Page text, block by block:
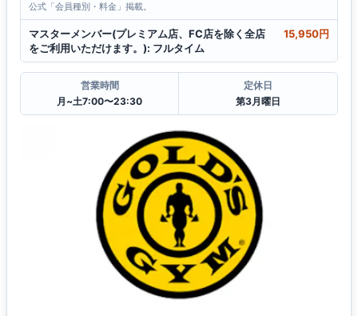
公式「会員種別・料金」掲載。
マスターメンバー(プレミアム店、FC店を除く全店
をご利用いただけます。): フルタイム
15,950円
営業時間
月~土7:00〜23:30
定休日
第3月曜日